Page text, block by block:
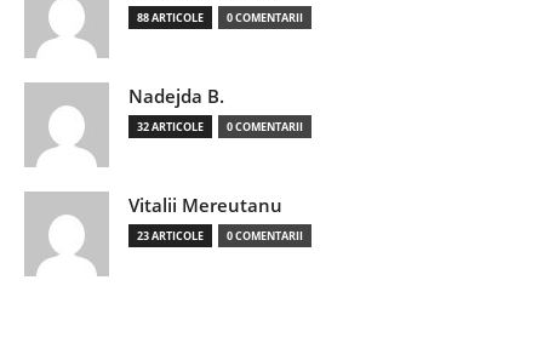
88 ARTICOLE 0 COMENTARII
Nadejda B.
32 ARTICOLE 0 COMENTARII
Vitalii Mereutanu
23 ARTICOLE 0 COMENTARII